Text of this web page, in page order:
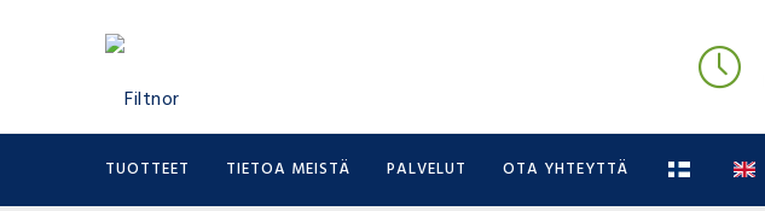
TUOTTEET TIETOA MEISTÄ PALVELUT OTA YHTEYTTÄ